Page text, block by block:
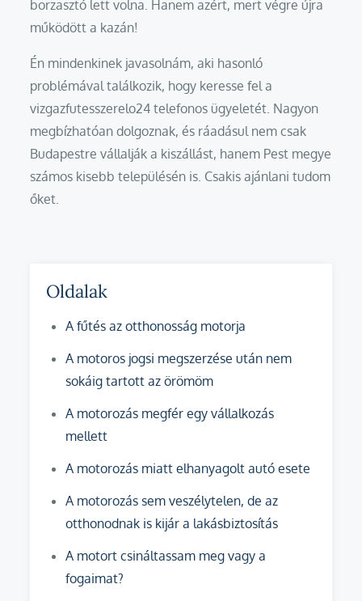
borzasztó lett volna. Hanem azért, mert végre újra
működött a kazán!
Én mindenkinek javasolnám, aki hasonló
problémával találkozik, hogy keresse fel a
vizgazfutesszerelo24 telefonos ügyeletét. Nagyon
megbízhatóan dolgoznak, és ráadásul nem csak
Budapestre vállalják a kiszállást, hanem Pest megye
számos kisebb településén is. Csakis ajánlani tudom
őket.
Oldalak
A fűtés az otthonosság motorja
A motoros jogsi megszerzése után nem
sokáig tartott az örömöm
A motorozás megfér egy vállalkozás
mellett
A motorozás miatt elhanyagolt autó esete
A motorozás sem veszélytelen, de az
otthonodnak is kijár a lakásbiztosítás
A motort csináltassam meg vagy a
fogaimat?